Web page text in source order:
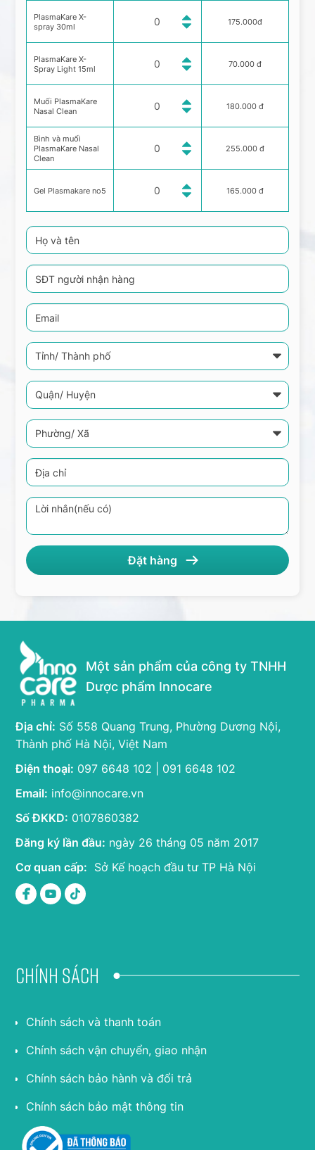
PlasmaKare X-
spray 30ml
PlasmaKare X-
Spray Light 15ml
Muối PlasmaKare
Nasal Clean
Bình và muối
PlasmaKare Nasal
Clean
Gel Plasmakare no5
175.000đ
70.000 đ
180.000 đ
255.000 đ
165.000 đ
Một sản phẩm của công ty TNHH
Dược phẩm Innocare
Địa chỉ: Số 558 Quang Trung, Phường Dương Nội,
Thành phố Hà Nội, Việt Nam
Điện thoại: 097 6648 102 | 091 6648 102
Email: info@innocare.vn
Số ĐKKD: 0107860382
Đăng ký lần đầu: ngày 26 tháng 05 năm 2017
Cơ quan cấp: Sở Kế hoạch đầu tư TP Hà Nội
Chính sách
Chính sách và thanh toán
Chính sách vận chuyển, giao nhận
Chính sách bảo hành và đổi trả
Chính sách bảo mật thông tin